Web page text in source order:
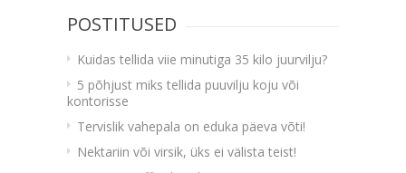
POSTITUSED
Kuidas tellida viie minutiga 35 kilo juurvilju?
5 põhjust miks tellida puuvilju koju või
kontorisse
Tervislik vahepala on eduka päeva võti!
Nektariin või virsik, üks ei välista teist!